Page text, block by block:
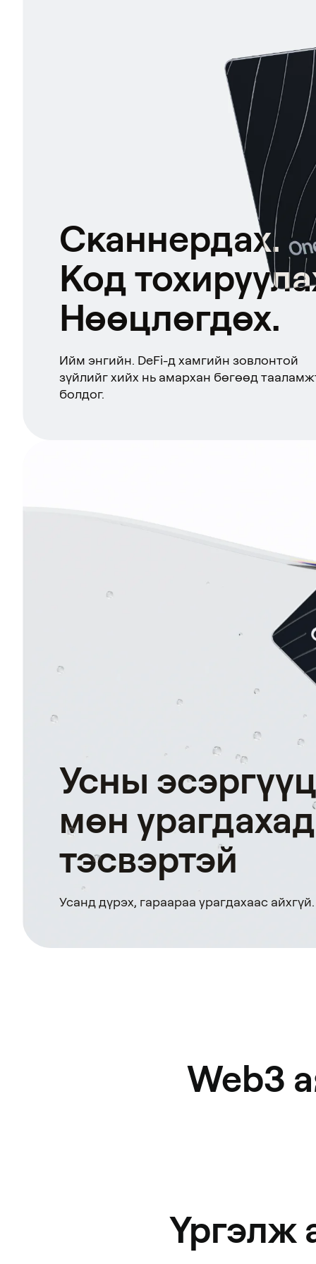
Сканнердах.
Код
Нөөцлөгдөх.
Ийм энгийн. DeFi-д хамгийн зовлонтой
зүйлийг хийх нь амархан бөгөөд
болдог.
Усны
мөн урагдахад
тэсвэртэй
Усанд дүрэх, гараараа урагдахаас айхгүй.
Web3
Үргэлж